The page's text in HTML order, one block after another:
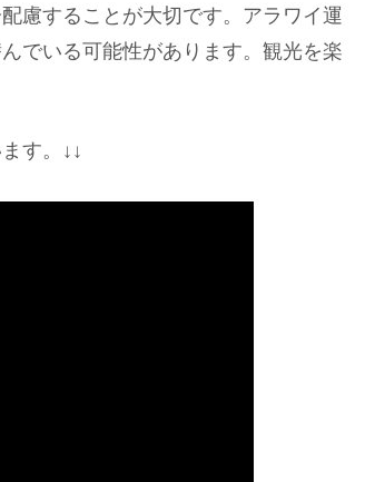
慮することが大切です。アラワイ運
でいる可能性があります。観光を楽
す。↓↓